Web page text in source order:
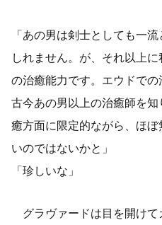
「あの男は剣士としても一
しれません。が、それ以上
の治癒能力です。エウドで
古今あの男以上の治癒師を
癒方面に限定的ながら、ほ
いのではないかと」
「珍しいな」
グラヴァードは目を開けて